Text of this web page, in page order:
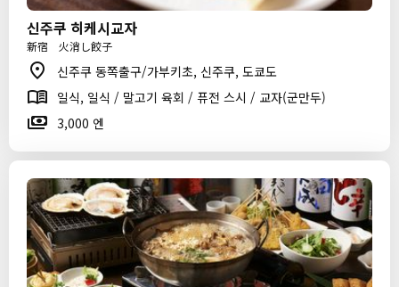
신주쿠 히케시교자
新宿 火消し餃子
신주쿠 동쪽출구/가부키초, 신주쿠, 도쿄도
일식, 일식 / 말고기 육회 / 퓨전 스시 / 교자(군만두)
3,000 엔